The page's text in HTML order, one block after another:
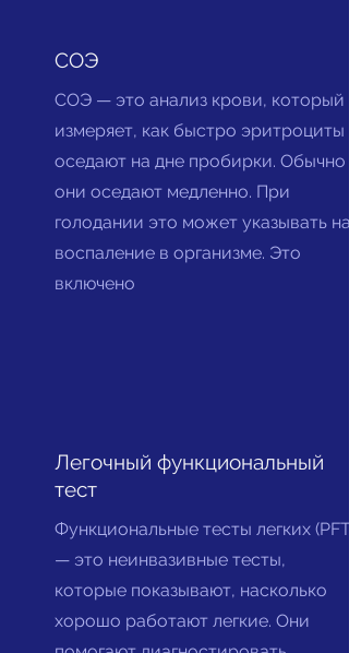
СОЭ
СОЭ — это анализ крови, который
измеряет, как быстро эритроциты
оседают на дне пробирки. Обычно
они оседают медленно. При
голодании это может указывать на
воспаление в организме. Это
включено
Легочный функциональный
тест
Функциональные тесты легких (PFT)
— это неинвазивные тесты,
которые показывают, насколько
хорошо работают легкие. Они